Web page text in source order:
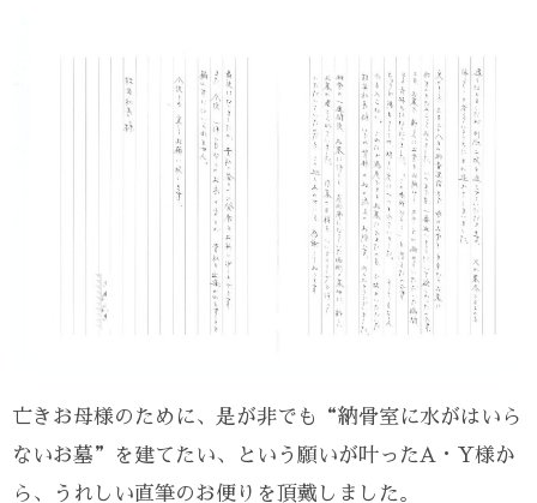
亡きお母様のために、是が非でも“納骨室に水がはいら
ないお墓”を建てたい、という願いが叶ったA・Y様か
ら、うれしい直筆のお便りを頂戴しました。